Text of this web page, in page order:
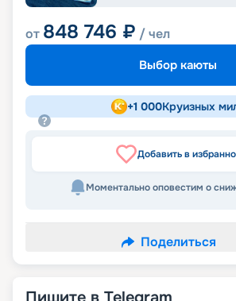
от 848 746 ₽ / чел
Выбор каюты
+1 000Круизных
Добавить в
Моментально оповестим о
Поделиться